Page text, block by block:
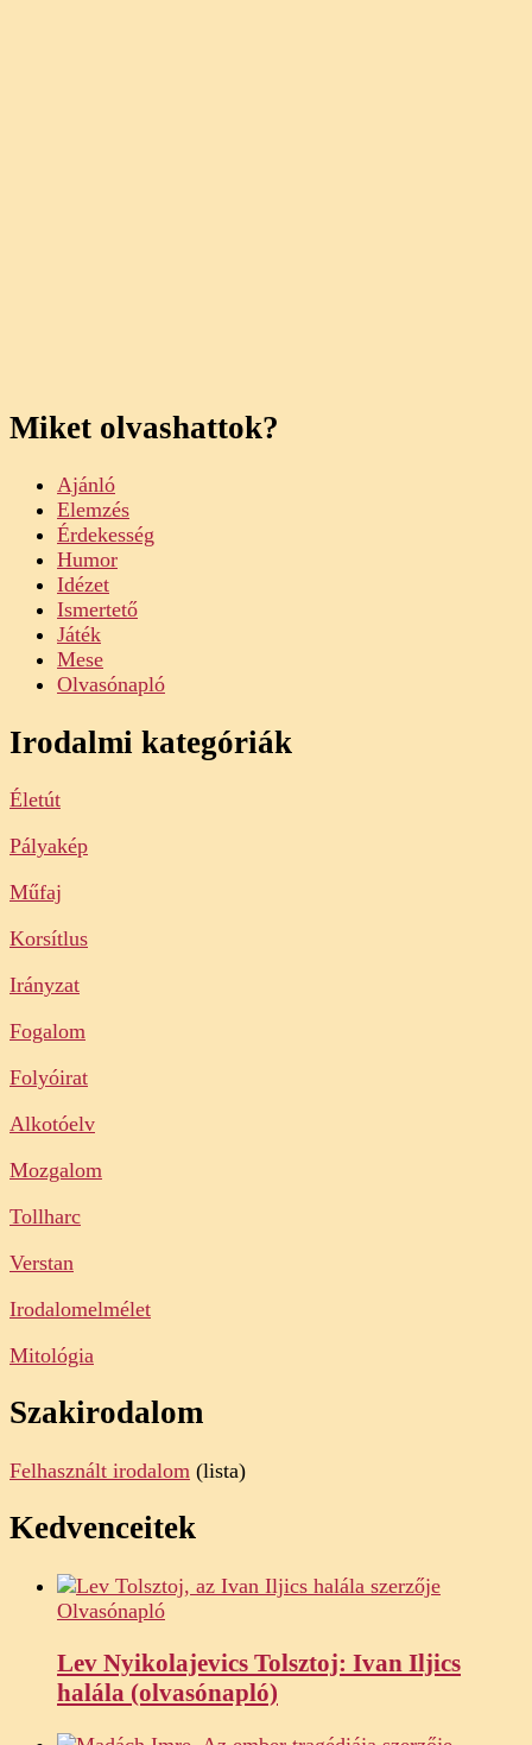
Miket olvashattok?
Ajánló
Elemzés
Érdekesség
Humor
Idézet
Ismertető
Játék
Mese
Olvasónapló
Irodalmi kategóriák
Életút
Pályakép
Műfaj
Korsítlus
Irányzat
Fogalom
Folyóirat
Alkotóelv
Mozgalom
Tollharc
Verstan
Irodalomelmélet
Mitológia
Szakirodalom
Felhasznált irodalom (lista)
Kedvenceitek
Olvasónapló
Lev Nyikolajevics Tolsztoj: Ivan Iljics
halála (olvasónapló)